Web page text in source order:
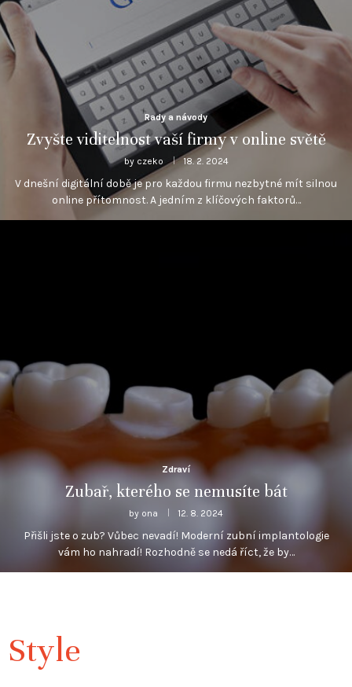
Rady a návody
Zvyšte viditelnost vaší firmy v online světě
by czeko 18. 2. 2024
V dnešní digitální době je pro každou firmu nezbytné mít silnou
online přítomnost. A jedním z klíčových faktorů…
Zdraví
Zubař, kterého se nemusíte bát
by ona 12. 8. 2024
Přišli jste o zub? Vůbec nevadí! Moderní zubní implantologie
vám ho nahradí! Rozhodně se nedá říct, že by…
Style